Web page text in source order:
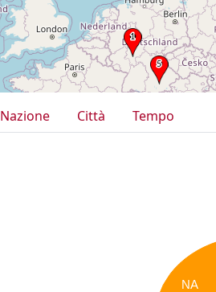
Nazione Città
Tempo
NA